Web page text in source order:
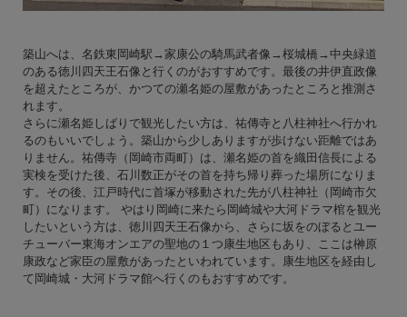
築山へは、名鉄東岡崎駅→家康公の騎馬武者像→桜城橋→中央緑道
のある徳川四天王石像と行くのがおすすめです。最後の井伊直政像
を超えたところが、かつての瀬名姫の屋敷があったところと推測さ
れます。
さらに瀬名姫しばりで観光したい方は、祐傳寺と八柱神社へ行かれ
るのもいいでしょう。築山から少しありますが歩けない距離ではあ
りません。祐傳寺（岡崎市両町）は、瀬名姫の首を織田信長による
実検を受けた後、石川数正がその首を持ち帰り葬った場所になりま
す。その後、江戸時代に首塚が移動された先が八柱神社（岡崎市欠
町）になります。 やはり岡崎に来たら岡崎城や大河ドラマ棺を観光
したいという方は、徳川四天王石像から、さらに坂をのぼるとユー
チューバー東海オンエアの聖地の１つ康生地区もあり、ここは榊原
康政など家臣の屋敷があったといわれています。康生地区を経由し
て岡崎城・大河ドラマ館へ行くのもおすすめです。